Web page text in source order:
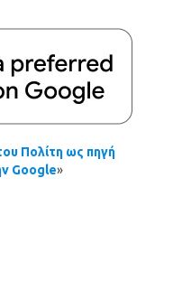
Πολίτη ως πηγή
Google»